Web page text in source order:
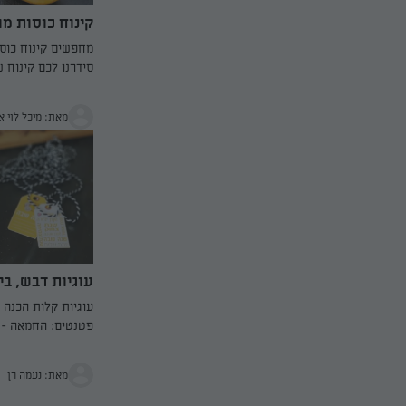
קינוח כוסות
בדבש
מחפשים קינוח
סידרנו לכם
מאת: מיכל לוי
עוגיות דבש, בייגלה
עוגיות קלות
פטנטים: החמאה -
מאת: נעמה רן